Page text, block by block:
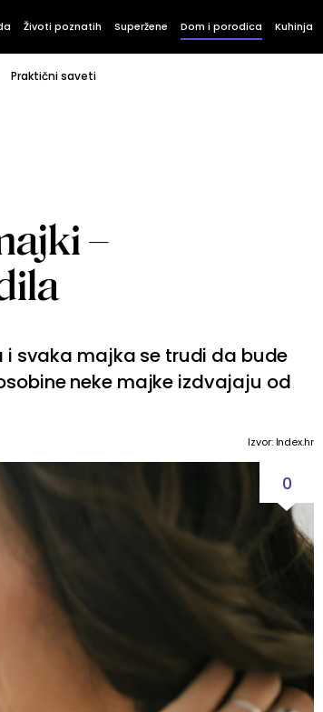
Životi poznatih Superžene Dom i porodica Kuhinja
Praktični saveti
–
svaka majka se trudi da bude
neke majke izdvajaju od
Izvor: Index.hr
0